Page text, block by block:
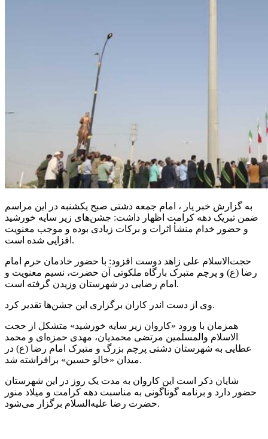
به گزارش خبر یار ، امام جمعه دشتی صبح یکشنبه در این مراسم
ضمن تبریک دهه کرامت اظهار داشت: جشن‌های زیر سایه خورشید
و حضور خدام منشأ اثرات و برکات زیادی بوده و موجب معنویت
افزایی شده است.
حجت‌الاسلام علی زاهد دوست افزود: با حضور خادمان حرم امام
رضا (ع) و پرچم متبرک بارگاه ملکوتی آن حضرت، نسیم معنویت و
امام رضایی در شهرستان وزیدن گرفته است.
وی از دست اندر کاران برگزاری این جشن‌ها تقدیر کرد.
همزمان با ورود «کاروان زیر سایه خورشید» متشکل از حجت
الاسلام والمسلمین مرتضی محمدیان، مهدی حمزه‌ای و محمد
عطایی به شهرستان دشتی پرچم بزرگ و متبرک امام رضا (ع) در
میدان «خالو حسین» برافراشته شد.
شایان ذکر است این کاروان به مدت یک روز در این شهرستان
حضور دارد و برنامه گوناگونی به مناسبت دهه کرامت و میلاد منور
حضرت رضا علیه‌السلام برگزار می‌شود.